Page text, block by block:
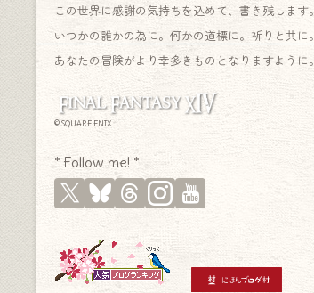
この世界に感謝の気持ちを込めて、書き残します。
いつかの誰かの為に。何かの道標に。祈りと共に。
あなたの冒険がより幸多きものとなりますように。
© SQUARE ENIX
* Follow me! *